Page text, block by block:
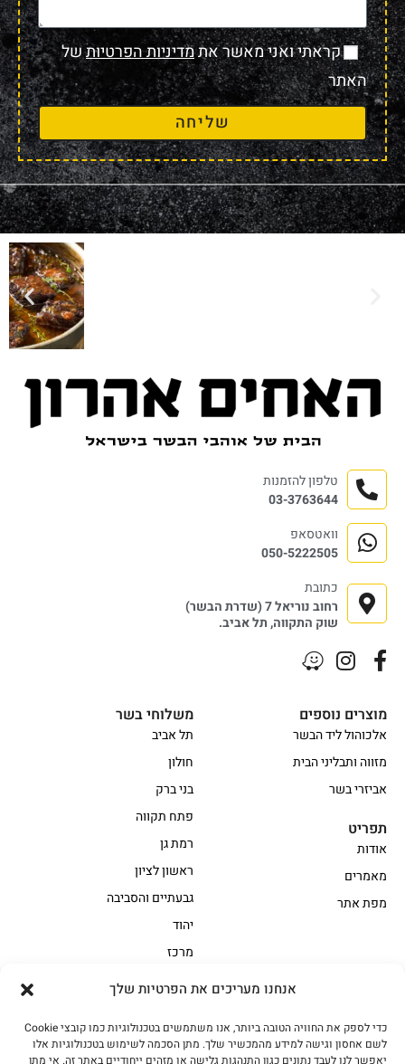
אנחנו מעריכים את הפרטיות שלך
כדי לספק את החוויה הטובה ביותר, אנו משתמשים בטכנולוגיות כמו קובצי Cookie
לשם אחסון וגישה למידע מהמכשיר שלך. מתן הסכמה לשימוש בטכנולוגיות אלו
יאפשר לנו לעבד נתונים כגון התנהגות גלישה או מזהים ייחודיים באתר זה. אי מתן
קראתי ואני מאשר אתמדיניות הפרטיותשל
האתר
שליחה
אווז
בשר בקר משובח
בשר בקר עגלה משובח
בשר למעשנת
משלוחי בשר
תל אביב
חולון
בני ברק
פתח תקווה
רמת גן
ראשון לציון
גבעתיים והסביבה
יהוד
מרכז
מוצרים נוספים
אלכוהול ליד הבשר
מזווה ותבליני הבית
אביזרי בשר
תפריט
אודות
מאמרים
מפת אתר
טלפון להזמנות
03-3763644
וואטסאפ
050-5222505
כתובת
רחוב נוריאל 7 (שדרת הבשר)
שוק התקווה, תל אביב.